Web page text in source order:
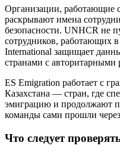
Организации, работающие
раскрывают имена
безопасности. UNHCR не
сотрудников, работающих
International защищает
странами с
ES Emigration работает с
Казахстана — стран, где
эмиграцию и продолжают
команды сами прошли через
Что следует